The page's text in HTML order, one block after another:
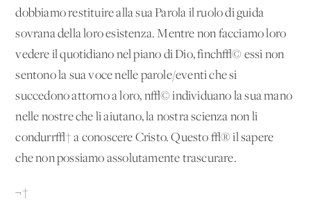
dobbiamo restituire alla sua Parola il ruolo di guida
sovrana della loro esistenza. Mentre non facciamo loro
vedere il quotidiano nel piano di Dio, finch√© essi non
sentono la sua voce nelle parole/eventi che si
succedono attorno a loro, n√© individuano la sua mano
nelle nostre che li aiutano, la nostra scienza non li
condurr√† a conoscere Cristo. Questo √® il sapere
che non possiamo assolutamente trascurare.
¬†